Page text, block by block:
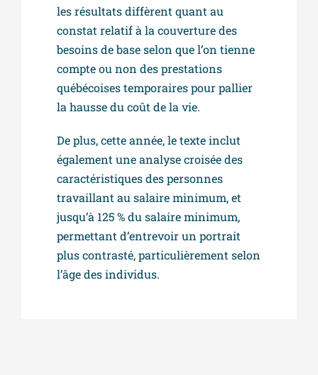
les résultats diffèrent quant au
constat relatif à la couverture des
besoins de base selon que l’on tienne
compte ou non des prestations
québécoises temporaires pour pallier
la hausse du coût de la vie.
De plus, cette année, le texte inclut
également une analyse croisée des
caractéristiques des personnes
travaillant au salaire minimum, et
jusqu’à 125 % du salaire minimum,
permettant d’entrevoir un portrait
plus contrasté, particulièrement selon
l’âge des individus.